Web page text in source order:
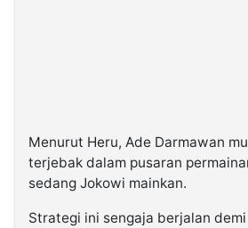
Menurut Heru, Ade Darmawan
terjebak dalam pusaran
sedang Jokowi mainkan.
Strategi ini sengaja berjalan